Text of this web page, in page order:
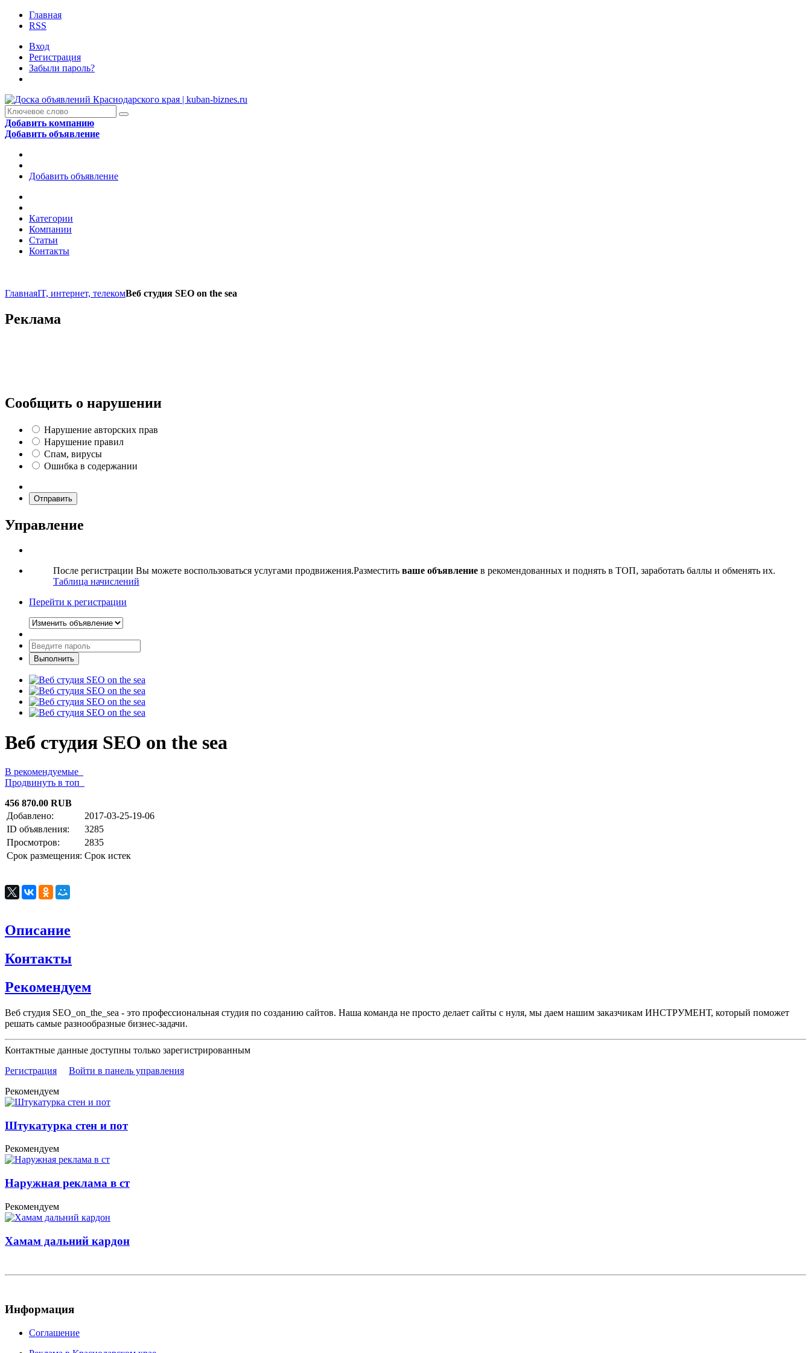
Главная
RSS
Вход
Регистрация
Забыли пароль?
Добавить компанию
Добавить объявление
Добавить объявление
Категории
Компании
Статьи
Контакты
ГлавнаяIT, интернет, телекомВеб студия SEO on the sea
Реклама
Сообщить о нарушении
Нарушение авторских прав
Нарушение правил
Спам, вирусы
Ошибка в содержании
Отправить
Управление
После регистрации Вы можете воспользоваться услугами продвижения.Разместить ваше объявление в рекомендованных и поднять в ТОП, заработать баллы и обменять их.
Таблица начислений
Перейти к регистрации
Веб студия SEO on the sea
В рекомендуемые
Продвинуть в топ
456 870.00 RUB
Добавлено:
2017-03-25-19-06
ID объявления:
3285
Просмотров:
2835
Срок размещения: Срок истек
Описание
Контакты
Рекомендуем
Веб студия SEO_on_the_sea - это профессиональная студия по созданию сайтов. Наша команда не просто делает сайты с нуля, мы даем нашим заказчикам ИНСТРУМЕНТ, который поможет
решать самые разнообразные бизнес-задачи.
Контактные данные доступны только зарегистрированным
Регистрация
Войти в панель управления
Рекомендуем
Штукатурка стен и пот
Рекомендуем
Наружная реклама в ст
Рекомендуем
Хамам дальний кардон
Информация
Соглашение